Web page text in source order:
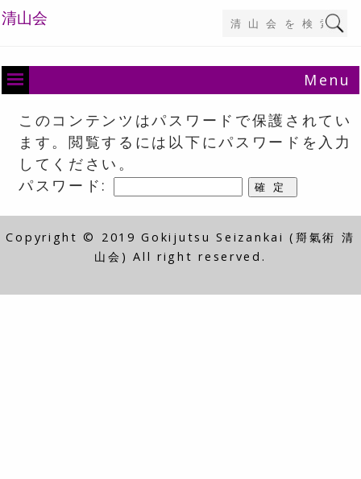
清山会
Menu
このコンテンツはパスワードで保護されてい
ます。閲覧するには以下にパスワードを入力
してください。
パスワード:
Copyright © 2019 Gokijutsu Seizankai (搿氣術 清
山会) All right reserved.